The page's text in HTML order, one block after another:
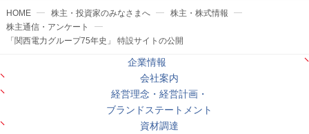
HOME 株主・投資家のみなさまへ
株主・株式情報
株主通信・アンケート
「関西電力グループ75年史」 特設サイトの公開
企業情報
会社案内
経営理念・経営計画・
ブランドステートメント
資材調達